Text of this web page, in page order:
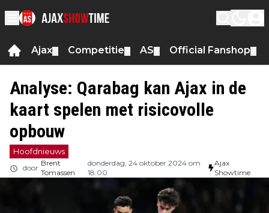
Ajax Competitie AS Official Fanshop
Analyse: Qarabag kan Ajax in de
kaart spelen met risicovolle
opbouw
Hoofdnieuws
door
Brent
Tomassen
donderdag, 24 oktober 2024 om
18:00
Ajax
Showtime